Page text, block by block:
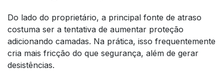
Do lado do proprietário, a principal fonte de atraso
costuma ser a tentativa de aumentar proteção
adicionando camadas. Na prática, isso frequentemente
cria mais fricção do que segurança, além de gerar
desistências.